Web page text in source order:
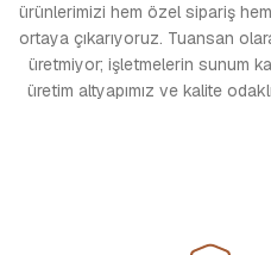
ürünlerimizi hem özel sipariş
ortaya çıkarıyoruz. Tuansan
üretmiyor; işletmelerin sunum
üretim altyapımız ve kalite